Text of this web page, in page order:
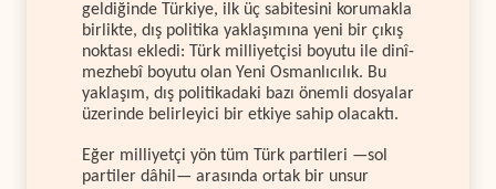
geldiğinde Türkiye, ilk üç sabitesini korumakla
birlikte, dış politika yaklaşımına yeni bir çıkış
noktası ekledi: Türk milliyetçisi boyutu ile dinî-
mezhebî boyutu olan Yeni Osmanlıcılık. Bu
yaklaşım, dış politikadaki bazı önemli dosyalar
üzerinde belirleyici bir etkiye sahip olacaktı.
Eğer milliyetçi yön tüm Türk partileri —sol
partiler dâhil— arasında ortak bir unsur